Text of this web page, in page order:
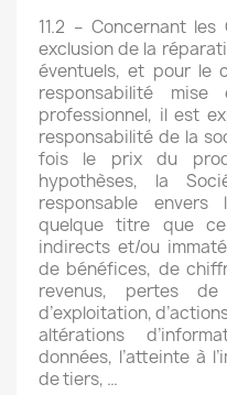
11.2 – Concernant
exclusion de la
éventuels, et pour le
responsabilité
professionnel, il est
responsabilité de la
fois le prix du
hypothèses, la
responsable
quelque titre que
indirects et/ou
de bénéfices, de
revenus, pertes
d’exploitation,
altérations
données, l’atteinte à
de tiers, …